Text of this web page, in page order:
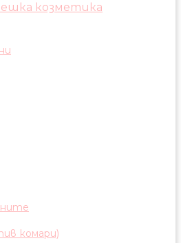
козметика
комари)